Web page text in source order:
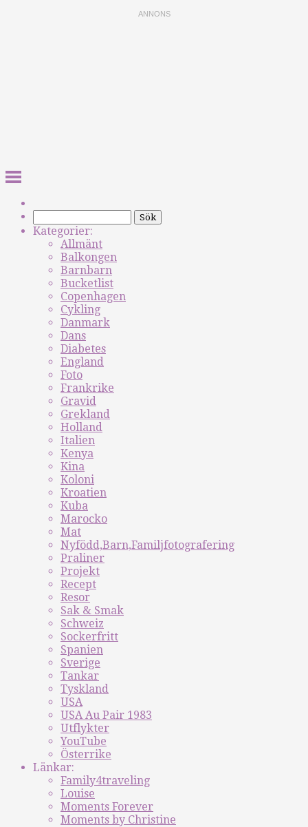
Kategorier:
Allmänt
Balkongen
Barnbarn
Bucketlist
Copenhagen
Cykling
Danmark
Dans
Diabetes
England
Foto
Frankrike
Gravid
Grekland
Holland
Italien
Kenya
Kina
Koloni
Kroatien
Kuba
Marocko
Mat
Nyfödd,Barn,Familjfotografering
Praliner
Projekt
Recept
Resor
Sak & Smak
Schweiz
Sockerfritt
Spanien
Sverige
Tankar
Tyskland
USA
USA Au Pair 1983
Utflykter
YouTube
Österrike
Länkar:
Family4traveling
Louise
Moments Forever
Moments by Christine